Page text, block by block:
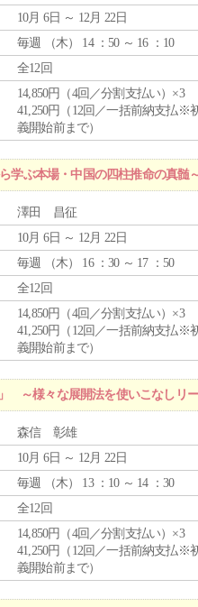
10月 6日 ～ 12月 22日
毎週 （木） 14 ：50 ～ 16 ：10
全12回
14,850円（4回／分割支払い）×3
41,250円（12回／一括前納支払※
義開始前まで）
学ぶ本場・中国の四柱推命の真髄
澤田 昌征
10月 6日 ～ 12月 22日
毎週 （木） 16 ：30 ～ 17 ：50
全12回
14,850円（4回／分割支払い）×3
41,250円（12回／一括前納支払※
義開始前まで）
～様々な展開法を使いこなしリ
森信 彰雄
10月 6日 ～ 12月 22日
毎週 （木） 13 ：10 ～ 14 ：30
全12回
14,850円（4回／分割支払い）×3
41,250円（12回／一括前納支払※
義開始前まで）